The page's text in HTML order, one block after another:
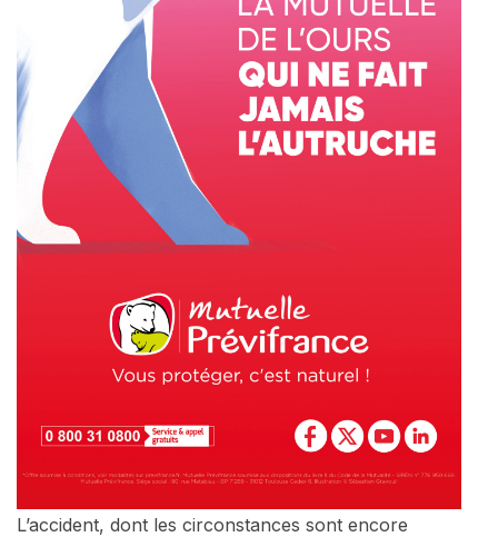
L’accident, dont les circonstances sont encore